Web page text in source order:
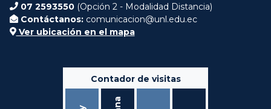
07 2593550 (Opción 2 - Modalidad Distancia)
Contáctanos: comunicacion@unl.edu.ec
Ver ubicación en el mapa
Contador de visitas